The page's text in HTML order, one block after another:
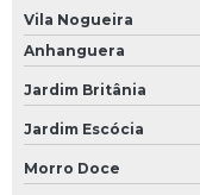
Bateria Moura 60 a
Bateria Moura 60 Amperes
Bateria Moura 60 Ap
Bateria Moura 60a
Bateria Moura 60ah
Vila Nogueira
Anhanguera
Jardim Britânia
Jardim Escócia
Morro Doce